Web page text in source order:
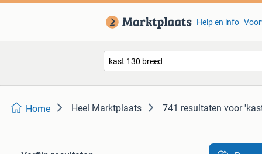
Help en info
Home Heel Marktplaats 741 resultaten voor